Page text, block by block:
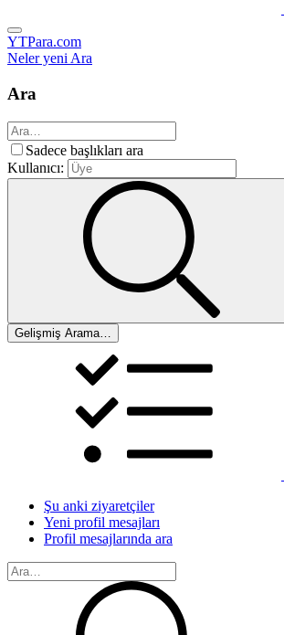
YTPara.com
Neler yeniAra
Ara
Sadece başlıkları ara
Kullanıcı:
Gelişmiş Arama…
Şu anki ziyaretçiler
Yeni profil mesajları
Profil mesajlarında ara